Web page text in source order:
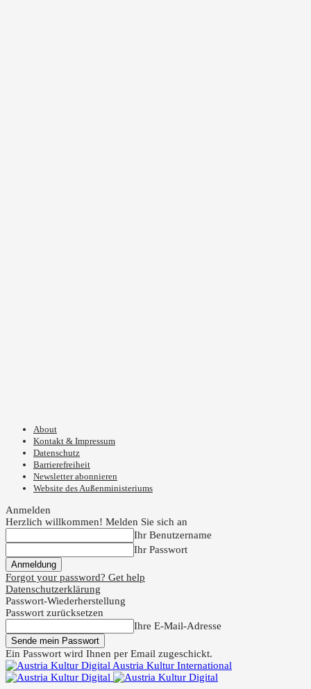
About
Kontakt & Impressum
Datenschutz
Barrierefreiheit
Newsletter abonnieren
Website des Außenministeriums
Anmelden
Herzlich willkommen! Melden Sie sich an
Ihr Benutzername
Ihr Passwort
Forgot your password? Get help
Datenschutzerklärung
Passwort-Wiederherstellung
Passwort zurücksetzen
Ihre E-Mail-Adresse
Ein Passwort wird Ihnen per Email zugeschickt.
Austria Kultur International